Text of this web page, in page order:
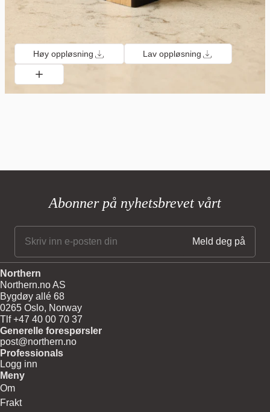
Høy oppløsning Lav oppløsning
Abonner på nyhetsbrevet vårt
Northern
Northern.no AS
Bygdøy allé 68
0265 Oslo, Norway
Tlf +47 40 00 70 37
Generelle forespørsler
post@northern.no
Professionals
Logg inn
Meny
Om
Frakt